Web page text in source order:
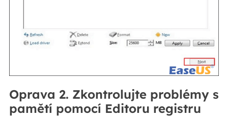
Oprava 2. Zkontrolujte problémy s
pamětí pomocí Editoru registru